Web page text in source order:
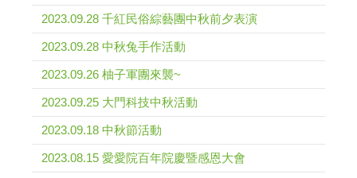
2023.09.28 千紅民俗綜藝團中秋前夕表演
2023.09.28 中秋兔手作活動
2023.09.26 柚子軍團來襲~
2023.09.25 大門科技中秋活動
2023.09.18 中秋節活動
2023.08.15 愛愛院百年院慶暨感恩大會